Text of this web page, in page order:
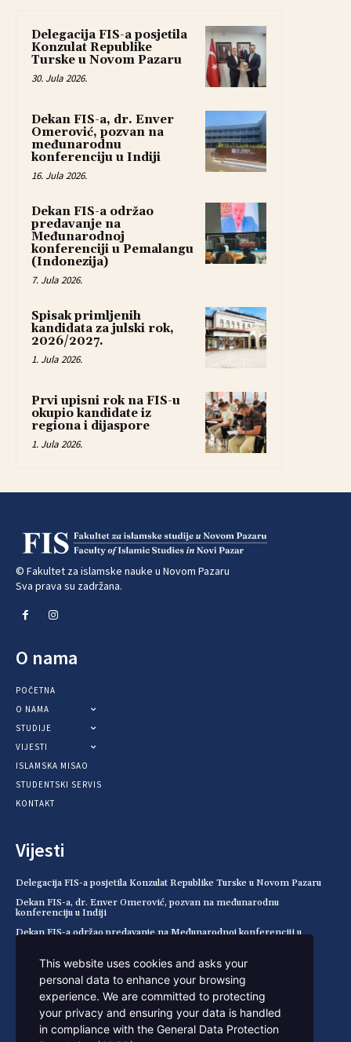
Delegacija FIS-a posjetila
Konzulat Republike
Turske u Novom Pazaru
30. Jula 2026.
Dekan FIS-a, dr. Enver
Omerović, pozvan na
međunarodnu
konferenciju u Indiji
16. Jula 2026.
Dekan FIS-a održao
predavanje na
Međunarodnoj
konferenciji u Pemalangu
(Indonezija)
7. Jula 2026.
Spisak primljenih
kandidata za julski rok,
2026/2027.
1. Jula 2026.
Prvi upisni rok na FIS-u
okupio kandidate iz
regiona i dijaspore
1. Jula 2026.
© Fakultet za islamske nauke u Novom Pazaru
Sva prava su zadržana.
O nama
POČETNA
O NAMA
STUDIJE
VIJESTI
ISLAMSKA MISAO
STUDENTSKI SERVIS
KONTAKT
Vijesti
Delegacija FIS-a posjetila Konzulat Republike Turske u Novom Pazaru
Dekan FIS-a, dr. Enver Omerović, pozvan na međunarodnu
konferenciju u Indiji
Dekan FIS-a održao predavanje na Međunarodnoj konferenciji u
Spisak primljenih kandidata za julski rok, 2026/2027.
Kontakt
+ 381 20 316 904
This website uses cookies and asks your
personal data to enhance your browsing
experience. We are committed to protecting
your privacy and ensuring your data is handled
in compliance with the General Data Protection